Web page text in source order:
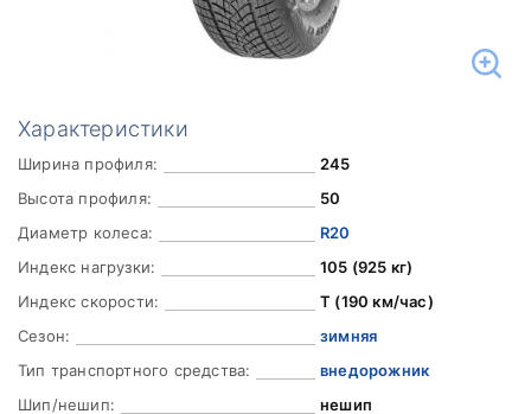
Характеристики
Ширина профиля:
245
Высота профиля:
50
Диаметр колеса:
R20
Индекс нагрузки:
105 (925 кг)
Индекс скорости:
T (190 км/час)
Сезон:
зимняя
Тип транспортного средства:
внедорожник
Шип/нешип:
нешип